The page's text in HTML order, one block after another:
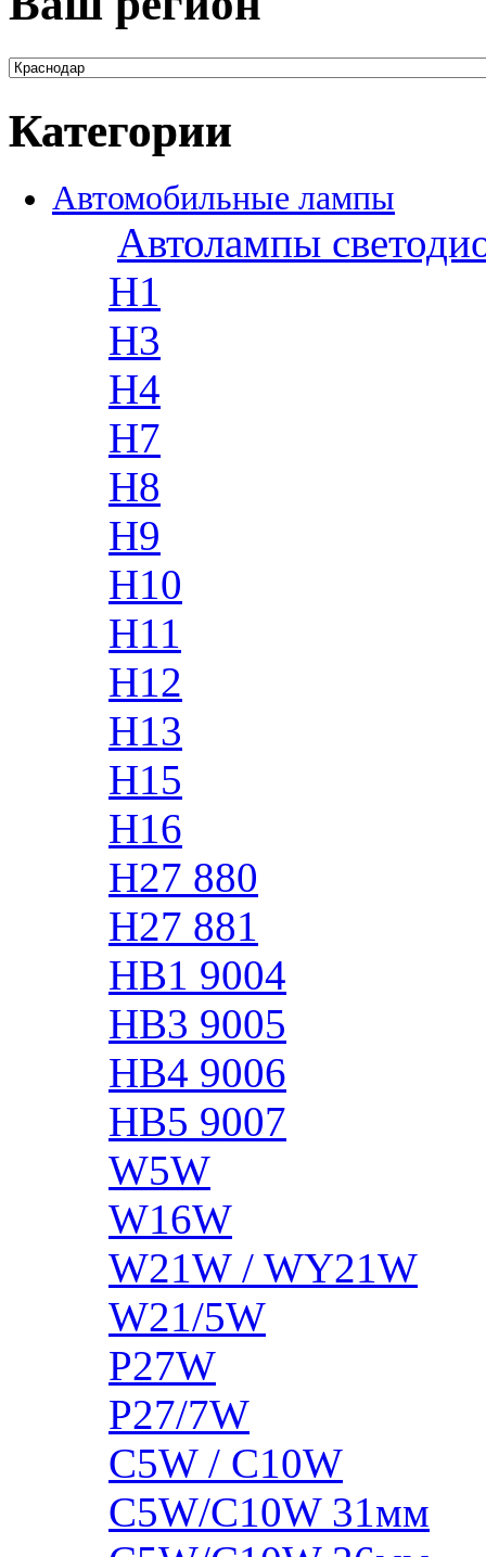
Категории
Автомобильные лампы
Автолампы
H1
H3
H4
H7
H8
H9
H10
H11
H12
H13
H15
H16
H27 880
H27 881
HB1 9004
HB3 9005
HB4 9006
HB5 9007
W5W
W16W
W21W / WY21W
W21/5W
P27W
P27/7W
C5W / C10W
C5W/C10W 31мм